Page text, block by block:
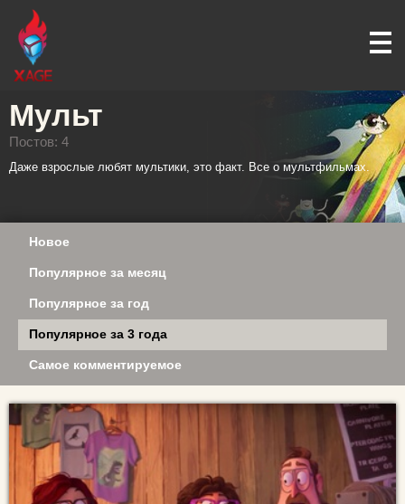
Мульт
Постов: 4
Даже взрослые любят мультики, это факт. Все о мультфильмах.
Новое
Популярное за месяц
Популярное за год
Популярное за 3 года
Самое комментируемое